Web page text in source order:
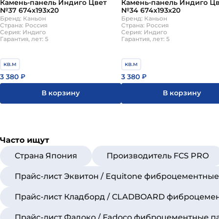
Камень-панель Индиго Цвет
№37 674х193х20
Бренд: Каньон
Страна: Россия
Серия: Индиго
Гарантия, лет: 5
кв.м
3 380 ₽
В корзину
Камень-панель Индиго
№34 674х193х20
Бренд: Каньон
Страна: Россия
Серия: Индиго
Гарантия, лет: 5
кв.м
3 380 ₽
В корзину
Часто ищут
Страна Япония
Производитель FCS PRO
Прайс-лист Эквитон / Equitone
Прайс-лист Кладборд / CLADBOARD
Прайс-лист Фадоко / Fadoco фиброцементные